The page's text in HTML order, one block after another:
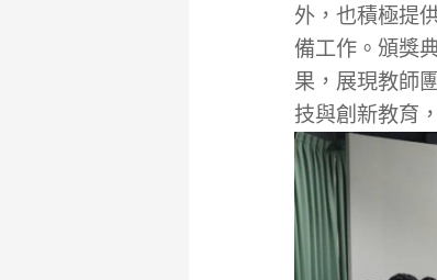
外，也積極提
備工作。頒獎
果，展現教師
技與創新教育